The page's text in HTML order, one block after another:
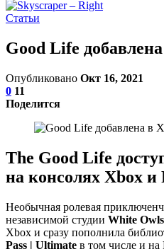
Статьи
Good Life
Опубликовано Окт 16, 2021
0 11
Поделится
The Good Life
на консолях Xbox и
Необычная ролевая
независимой студии White Owls
Xbox и сразу пополнила
Pass | Ultimate в том числе и на